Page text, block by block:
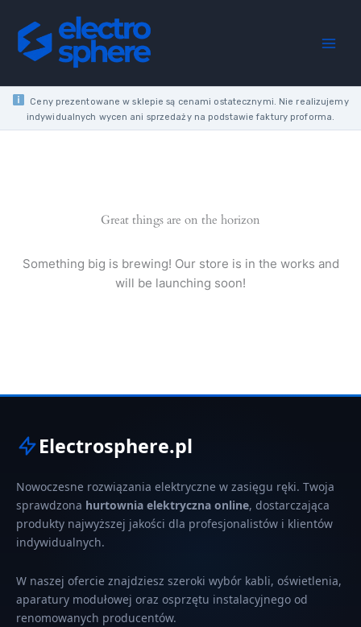
content
Ceny prezentowane w sklepie są cenami ostatecznymi. Nie realizujemy
indywidualnych wycen ani sprzedaży na podstawie faktury proforma.
Great things are on the horizon
Something big is brewing! Our store is in the works and
will be launching soon!
Electrosphere.pl
Nowoczesne rozwiązania elektryczne w zasięgu ręki. Twoja
sprawdzona hurtownia elektryczna online, dostarczająca
produkty najwyższej jakości dla profesjonalistów i klientów
indywidualnych.
W naszej ofercie znajdziesz szeroki wybór kabli, oświetlenia,
aparatury modułowej oraz osprzętu instalacyjnego od
renomowanych producentów.
PAINT
400X580X250
IP44
ROOF
FOR